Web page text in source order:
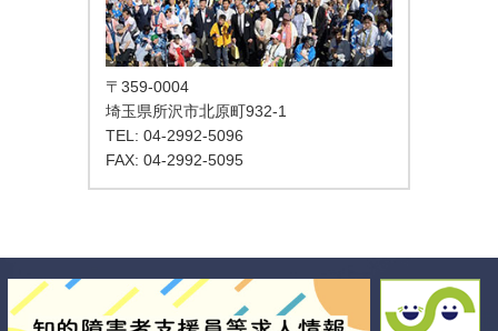
〒359-0004
埼玉県所沢市北原町932-1
TEL: 04-2992-5096
FAX: 04-2992-5095